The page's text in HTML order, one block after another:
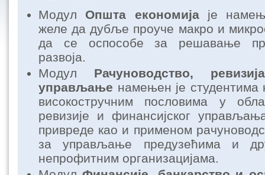
Модул Општа економијаје
желе да дубље проуче макро и
да се оспособе за решавање
развоја.
Модул Рачуноводство,
управљање намењен је студентима
високостручним пословима у
ревизије и финансијског
привреде као и применом
за управљање предузећима и
непрофитним организацијама.